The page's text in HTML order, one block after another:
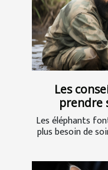
Les
prendre
Les éléphants
plus besoin de